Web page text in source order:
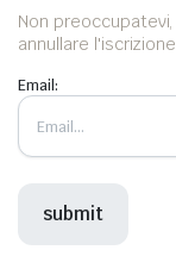
Non
annullare
Email: